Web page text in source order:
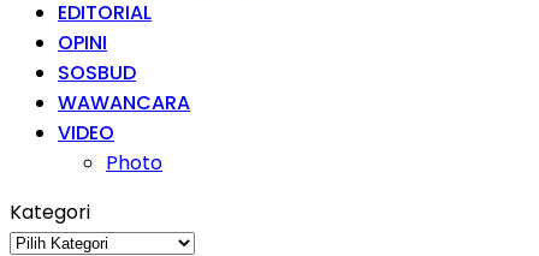
EDITORIAL
OPINI
SOSBUD
WAWANCARA
VIDEO
Photo
Kategori
Kategori